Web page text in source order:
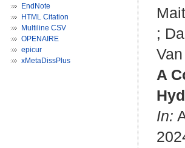
EndNote
HTML Citation
Multiline CSV
OPENAIRE
epicur
xMetaDissPlus
;
A
In: